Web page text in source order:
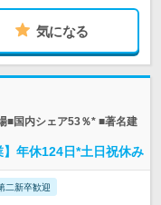
気になる
■国内シェア53％* ■著名建
年休124日*土日祝休み
二新卒歓迎